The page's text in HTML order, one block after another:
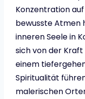
Konzentration
bewusste Atmen
inneren Seele in
sich von der
einem
Spiritualität
malerischen